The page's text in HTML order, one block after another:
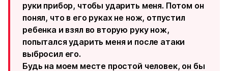
руки прибор, чтобы ударить меня. Потом он
понял, что в его руках не нож, отпустил
ребенка и взял во вторую руку нож,
попытался ударить меня и после атаки
выбросил его.
Будь на моем месте простой человек, он бы